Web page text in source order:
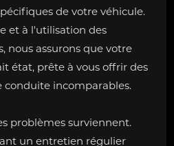
de votre véhicule.
et à l'utilisation des
nous assurons que votre
état, prête à vous offrir des
incomparables.
problèmes surviennent.
un entretien régulier